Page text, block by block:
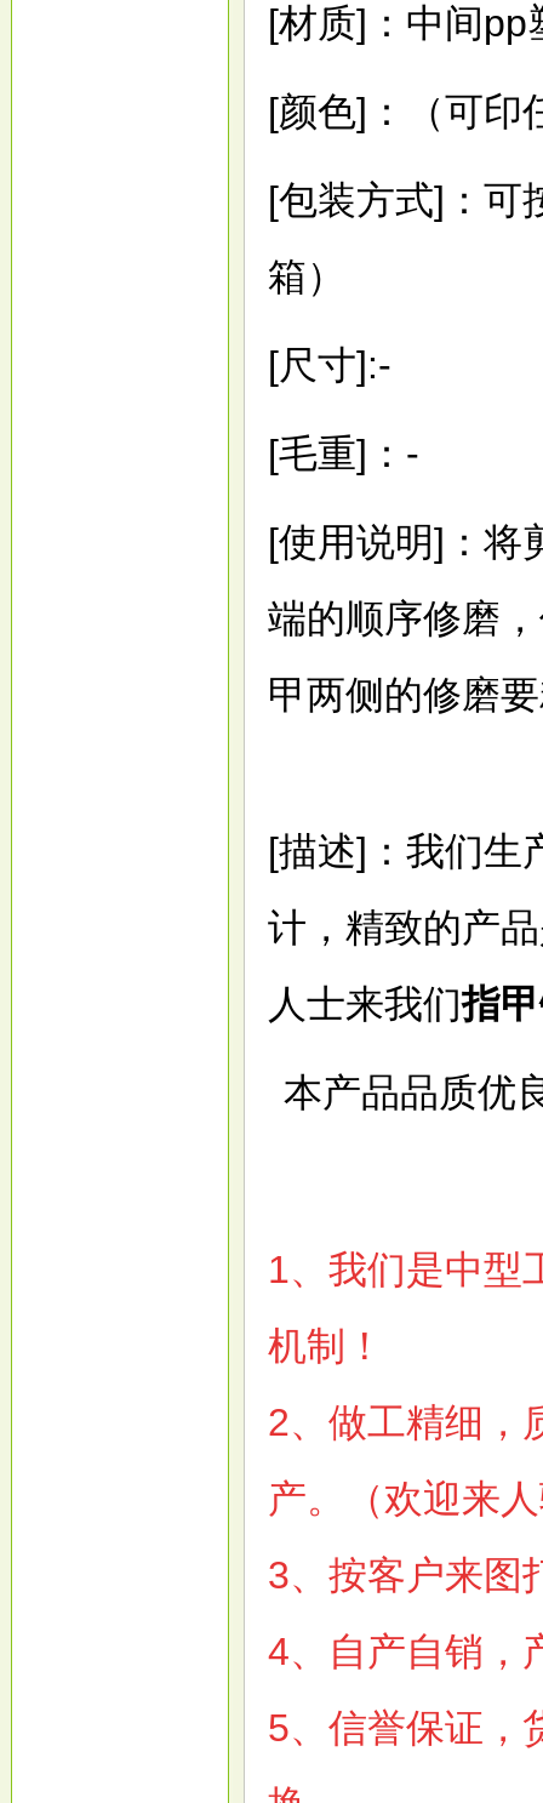
[材质] ：中间pp
[颜色] ：（可印
[包装方式] ：
箱）
[尺寸]:-
[毛重]：-
[使用说明] ： 将
端的顺序修磨
甲两侧的修磨
[描述] ：我们生
计，精致的产
人士来我们指
本产品品质优
1、我们是中型
机制！
2、做工精细，
产。（欢迎来
3、按客户来图
4、自产自销，
5、信誉保证，